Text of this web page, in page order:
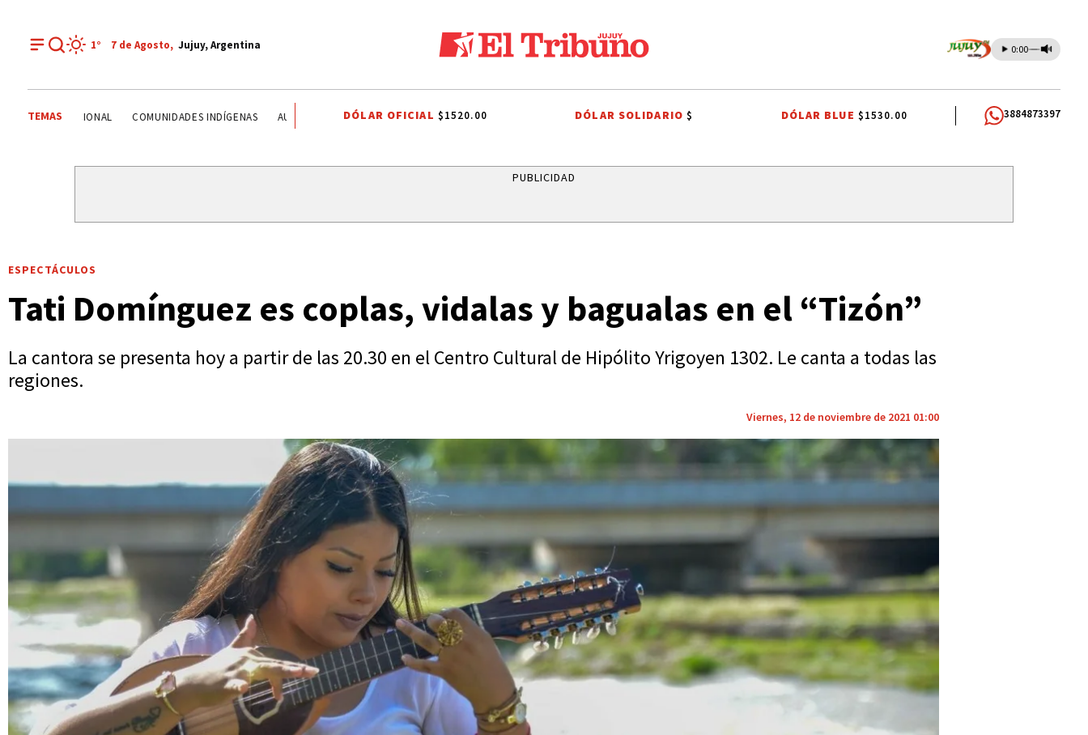
1° 7 de Agosto, Jujuy, Argentina 0:00
TEMAS ROBO MILLONARIO CRIMEN PRIMERA NACIONAL COMUNIDADES INDÍGENAS AUTOMOVILISMO SENADO DE LA NACIÓN PALMA SOLA SANTA CLARA EL FUERTE
DÓLAR OFICIAL $1520.00 DÓLAR SOLIDARIO$ DÓLAR BLUE $1530.00 3884873397
PUBLICIDAD
ESPECTÁCULOS
Tati Domínguez es coplas, vidalas y bagualas en el “Tizón”
La cantora se presenta hoy a partir de las 20.30 en el Centro Cultural de Hipólito Yrigoyen 1302. Le canta a todas las
regiones.
Viernes, 12 de noviembre de 2021 01:00